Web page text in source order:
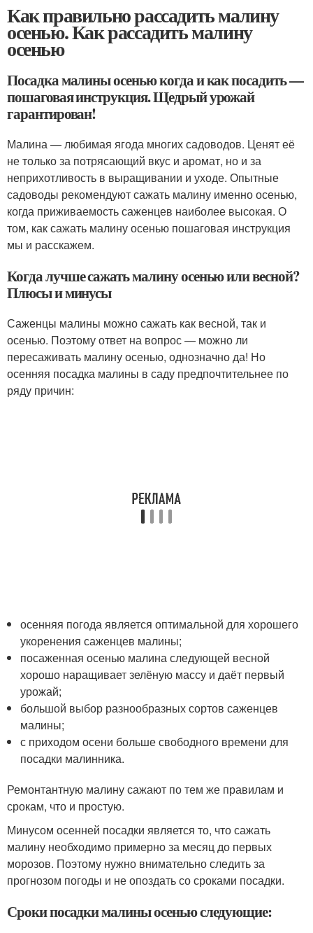
Как правильно рассадить малину
осенью. Как рассадить малину
осенью
Посадка малины осенью когда и как посадить —
пошаговая инструкция. Щедрый урожай
гарантирован!
Малина — любимая ягода многих садоводов. Ценят её
не только за потрясающий вкус и аромат, но и за
неприхотливость в выращивании и уходе. Опытные
садоводы рекомендуют сажать малину именно осенью,
когда приживаемость саженцев наиболее высокая. О
том, как сажать малину осенью пошаговая инструкция
мы и расскажем.
Когда лучше сажать малину осенью или весной?
Плюсы и минусы
Саженцы малины можно сажать как весной, так и
осенью. Поэтому ответ на вопрос — можно ли
пересаживать малину осенью, однозначно да! Но
осенняя посадка малины в саду предпочтительнее по
ряду причин:
осенняя погода является оптимальной для хорошего
укоренения саженцев малины;
посаженная осенью малина следующей весной
хорошо наращивает зелёную массу и даёт первый
урожай;
большой выбор разнообразных сортов саженцев
малины;
с приходом осени больше свободного времени для
посадки малинника.
Ремонтантную малину сажают по тем же правилам и
срокам, что и простую.
Минусом осенней посадки является то, что сажать
малину необходимо примерно за месяц до первых
морозов. Поэтому нужно внимательно следить за
прогнозом погоды и не опоздать со сроками посадки.
Сроки посадки малины осенью следующие: